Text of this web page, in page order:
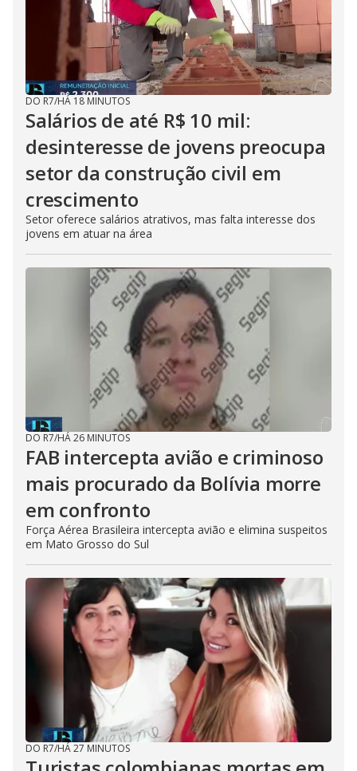
DO R7/HÁ 18 MINUTOS
Salários de até R$ 10 mil:
desinteresse de jovens preocupa
setor da construção civil em
crescimento
Setor oferece salários atrativos, mas falta interesse dos
jovens em atuar na área
DO R7/HÁ 26 MINUTOS
FAB intercepta avião e criminoso
mais procurado da Bolívia morre
em confronto
Força Aérea Brasileira intercepta avião e elimina suspeitos
em Mato Grosso do Sul
DO R7/HÁ 27 MINUTOS